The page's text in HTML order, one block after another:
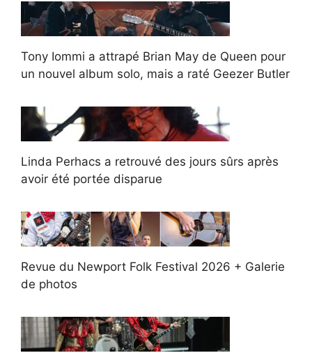
Tony Iommi a attrapé Brian May de Queen pour
un nouvel album solo, mais a raté Geezer Butler
Linda Perhacs a retrouvé des jours sûrs après
avoir été portée disparue
Revue du Newport Folk Festival 2026 + Galerie
de photos